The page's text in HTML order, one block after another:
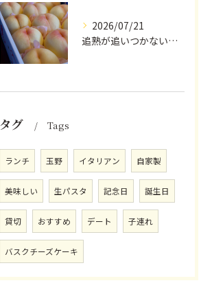
2026/07/21
追熟が追いつかないほど気にかけていただいている
タグ Tags
ランチ 玉野 イタリアン 自家製
美味しい 生パスタ 記念日 誕生日
貸切 おすすめ デート 子連れ
バスクチーズケーキ